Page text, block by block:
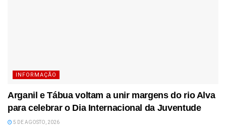
INFORMAÇÃO
Arganil e Tábua voltam a unir margens do rio Alva
para celebrar o Dia Internacional da Juventude
5 DE AGOSTO, 2026